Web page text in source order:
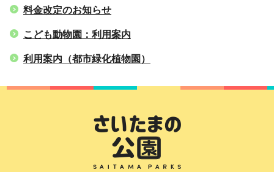
料金改定のお知らせ
こども動物園：利用案内
利用案内（都市緑化植物園）